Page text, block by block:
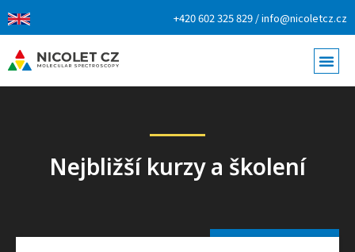
+420 602 325 829 / info@nicoletcz.cz
Nejbližší kurzy a školení